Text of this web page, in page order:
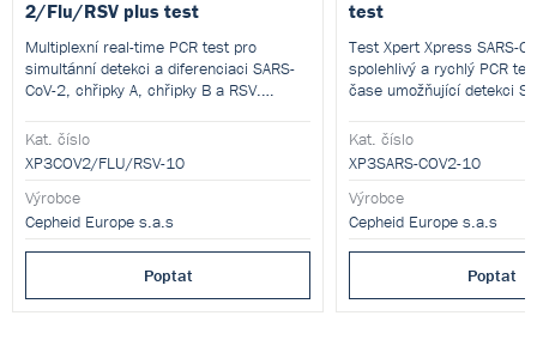
2/Flu/RSV plus test
Multiplexní real-time PCR test pro
simultánní detekci a diferenciaci SARS-
CoV-2, chřipky A, chřipky B a RSV.
25 minut.
Kat. číslo
XP3COV2/FLU/RSV-10
Výrobce
Cepheid Europe s.a.s
Poptat
test
Test Xpert Xpress SARS-
spolehlivý a rychlý PCR
čase umožňující detekci
Kat. číslo
XP3SARS-COV2-10
Výrobce
Cepheid Europe s.a.s
Poptat